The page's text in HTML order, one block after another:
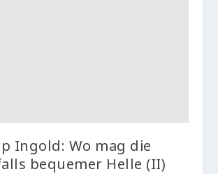
Ingold: Wo mag die
bequemer Helle (II)